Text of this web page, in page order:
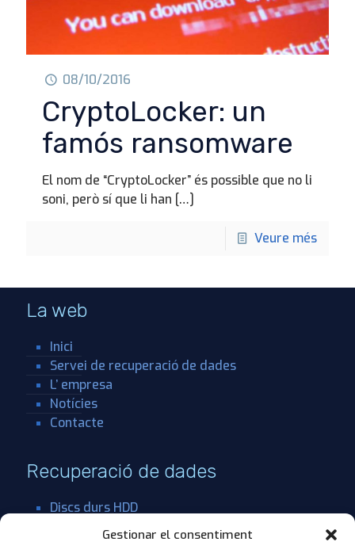
Gestionar el consentiment
08/10/2016
CryptoLocker: un
famós ransomware
El nom de “CryptoLocker” és possible que no li
soni, però sí que li han […]
Veure més
La web
Inici
Servei de recuperació de dades
L’ empresa
Notícies
Contacte
Recuperació de dades
Discs durs HDD